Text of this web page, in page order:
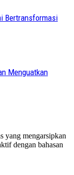
Bertransformasi
Menguatkan
yang mengarsipkan
dengan bahasan